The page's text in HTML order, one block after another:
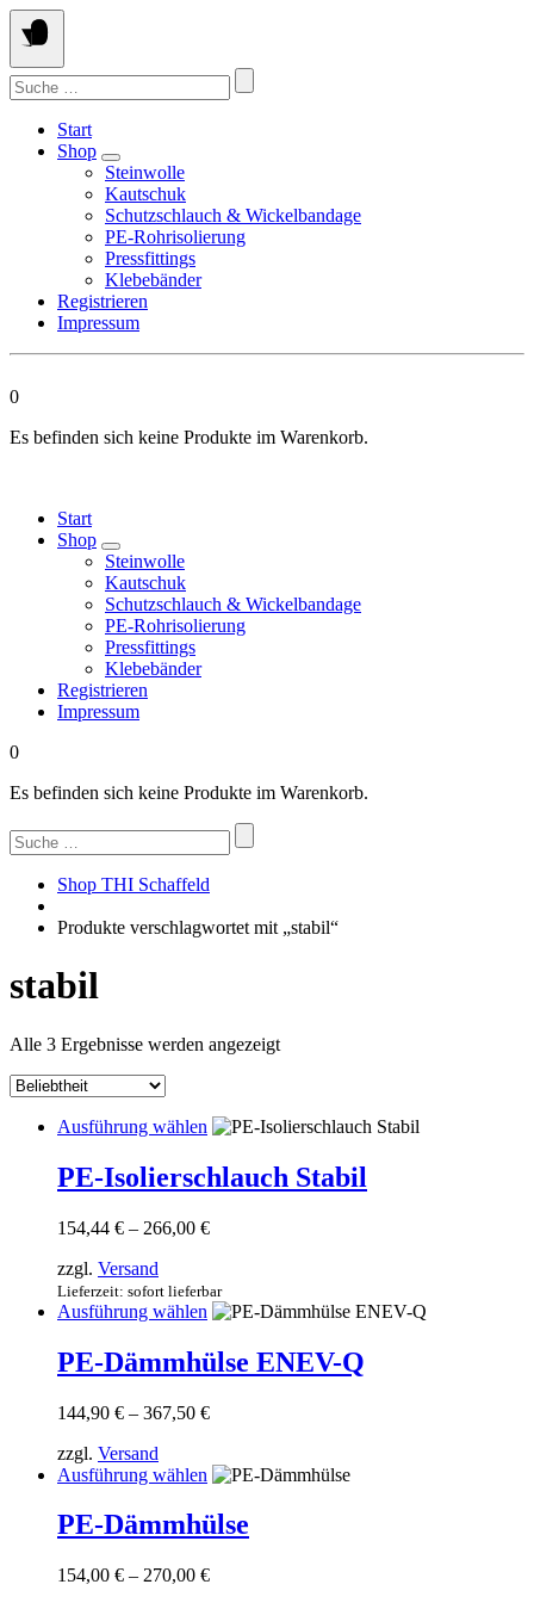
Springen
Sie
zum
Inhalt
Suchen
nach:
Start
Shop
Steinwolle
Kautschuk
Schutzschlauch & Wickelbandage
PE-Rohrisolierung
Pressfittings
Klebebänder
Registrieren
Impressum
0
Es befinden sich keine Produkte im Warenkorb.
Start
Shop
Steinwolle
Kautschuk
Schutzschlauch & Wickelbandage
PE-Rohrisolierung
Pressfittings
Klebebänder
Registrieren
Impressum
0
Es befinden sich keine Produkte im Warenkorb.
Suchen
nach:
Shop THI Schaffeld
Produkte verschlagwortet mit „stabil“
stabil
Alle 3 Ergebnisse werden angezeigtNach
Ausführung wählen Dieses
weist
mehrere
können
auf
Produktseite
gewählt
PE-Isolierschlauch Stabil
154,44 € – 266,00 €Preisspanne:
266,00 €
zzgl. Versand
Lieferzeit: sofort lieferbar
Ausführung wählen Dieses
weist
mehrere
Optionen
können
der
PE-Dämmhülse ENEV-Q
144,90 € – 367,50 €Preisspanne:
367,50 €
zzgl. Versand
Ausführung wählen Dieses
weist
mehrere
PE-Dämmhülse
154,00 € – 270,00 €Preisspanne: